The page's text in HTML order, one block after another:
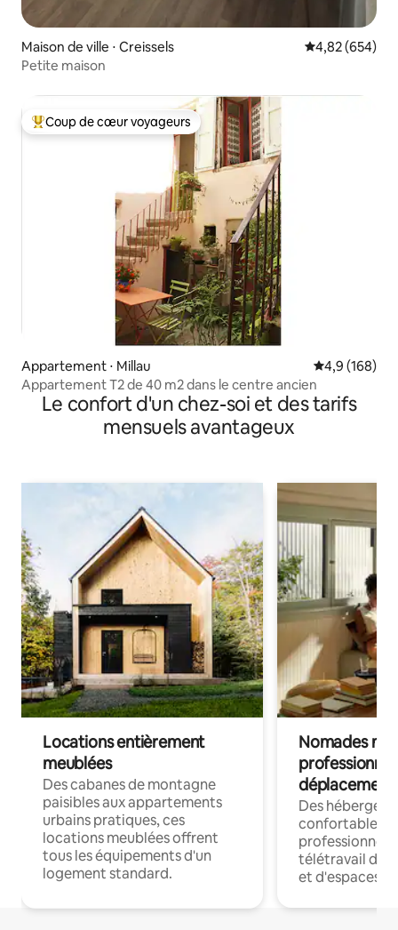
Maison de ville ⋅ Creissels Évaluation
4,82 (654)
Petite maison
Coups de cœur voyageurs les plus appréciés
Coup de cœur voyageurs
Appartement ⋅ Millau Évaluation
4,9 (168)
Appartement T2 de 40 m2 dans le centre ancien
Le confort d'un chez-soi et des tarifs
mensuels avantageux
Locations entièrement
meublées
Des cabanes de montagne
paisibles aux appartements
urbains pratiques, ces
locations meublées offrent
tous les équipements d'un
logement standard.
Nomades
déplacement
Des
confortables
professionnels
télétravail
et d'espaces